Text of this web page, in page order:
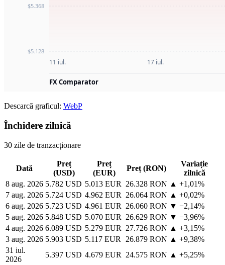
Descarcă graficul: WebP
Închidere zilnică
30 zile de tranzacționare
Dată
Preț
(USD)
Preț
(EUR)
Preț (RON)
Variație
zilnică
8 aug. 2026 5.782 USD 5.013 EUR 26.328 RON ▲ +1,01%
7 aug. 2026 5.724 USD 4.962 EUR 26.064 RON ▲ +0,02%
6 aug. 2026 5.723 USD 4.961 EUR 26.060 RON ▼ −2,14%
5 aug. 2026 5.848 USD 5.070 EUR 26.629 RON ▼ −3,96%
4 aug. 2026 6.089 USD 5.279 EUR 27.726 RON ▲ +3,15%
3 aug. 2026 5.903 USD 5.117 EUR 26.879 RON ▲ +9,38%
31 iul.
2026
5.397 USD 4.679 EUR 24.575 RON ▲ +5,25%